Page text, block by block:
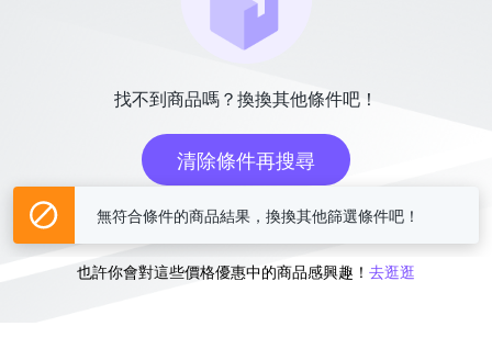
找不到商品嗎？換換其他條件吧！
清除條件再搜尋
或
也許你會對這些價格優惠中的商品感興趣！ 去逛逛
無符合條件的商品結果，換換其他篩選條件吧！